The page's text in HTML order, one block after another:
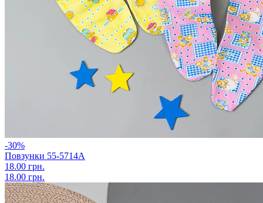
-30%
Повзунки 55-5714А
18.00 грн.
18.00 грн.